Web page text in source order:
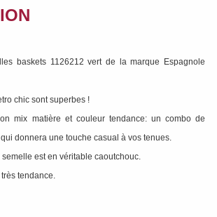
baskets 1126212 vert de la marque Espagnole
chic sont superbes !
mix matière et couleur tendance: un combo de
donnera une touche casual à vos tenues.
est en véritable caoutchouc.
tendance.